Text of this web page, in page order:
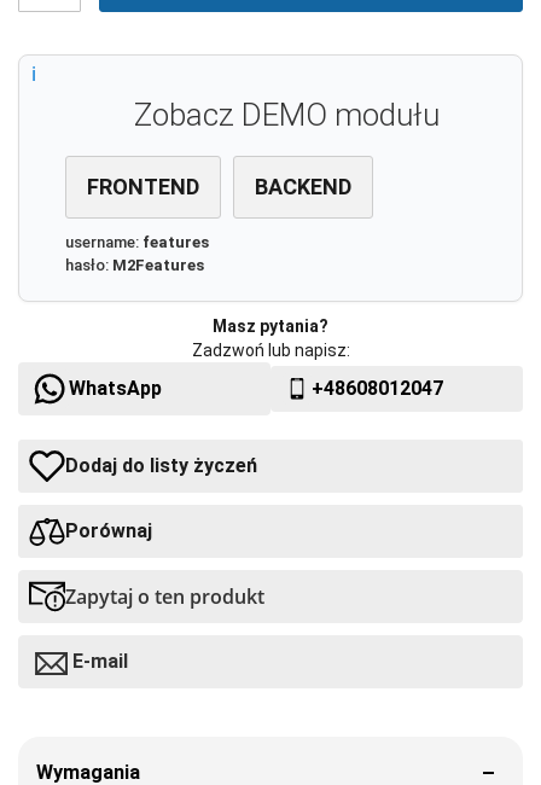
Zobacz DEMO modułu
FRONTEND BACKEND
username: features
hasło: M2Features
Masz pytania?
Zadzwoń lub napisz:
WhatsApp +48608012047
Dodaj do listy życzeń
Porównaj
Zapytaj o ten produkt
E-mail
Wymagania